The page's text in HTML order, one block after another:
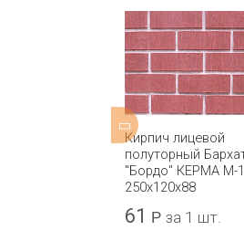
Кирпич лицевой
полуторный
"Бордо" КЕРМА М-
250x120x88
61 Р за 1 шт.